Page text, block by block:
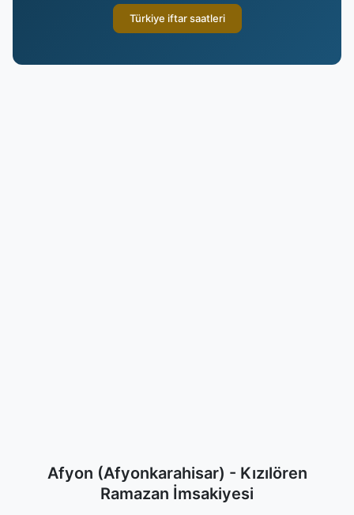
Türkiye iftar saatleri
Afyon (Afyonkarahisar) - Kızılören
Ramazan İmsakiyesi